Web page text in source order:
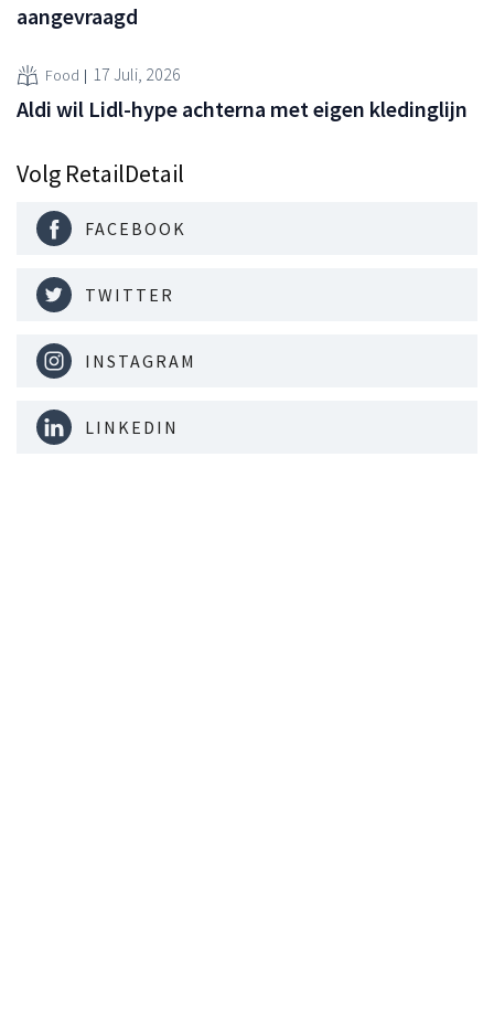
aangevraagd
Food 17 Juli, 2026
Aldi wil Lidl-hype achterna met eigen kledinglijn
Volg RetailDetail
FACEBOOK
TWITTER
INSTAGRAM
LINKEDIN